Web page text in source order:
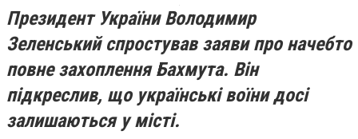
Президент України Володимир
Зеленський спростував заяви про начебто
повне захоплення Бахмута. Він
підкреслив, що українські воїни досі
залишаються у місті.